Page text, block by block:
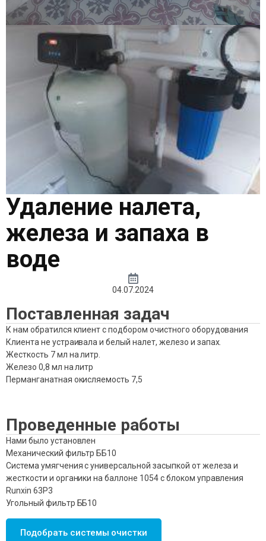
Удаление налета,
железа и запаха в
воде
04.07.2024
Поставленная задач
К нам обратился клиент с подбором очистного оборудования
Клиента не устраивала и белый налет, железо и запах.
Жесткость 7 мл на литр.
Железо 0,8 мл на литр
Перманганатная окисляемость 7,5
Проведенные работы
Нами было установлен
Механический фильтр ББ10
Система умягчения с универсальной засыпкой от железа и
жесткости и органики на баллоне 1054 с блоком управления
Runxin 63P3
Угольный фильтр ББ10
Подобрать системы очистки